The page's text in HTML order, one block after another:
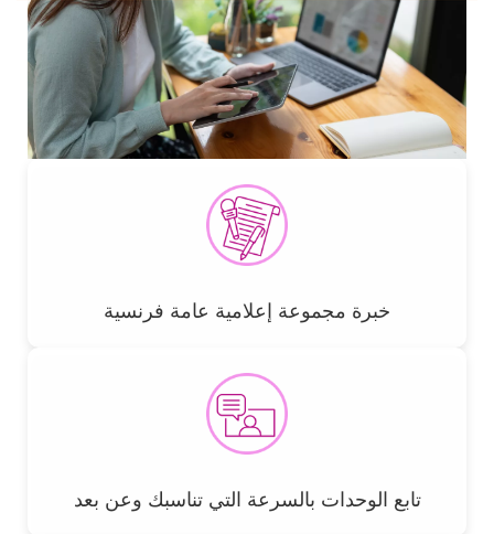
Visuel
Picto
Title
خبرة مجموعة إعلامية عامة فرنسية
Picto
Title
تابع الوحدات بالسرعة التي تناسبك وعن بعد